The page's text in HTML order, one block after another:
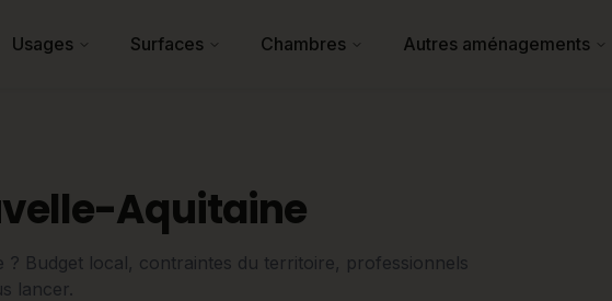
Usages Surfaces Chambres Autres aménagements
Aquitaine
? Budget local, contraintes du territoire, professionnels
lancer.